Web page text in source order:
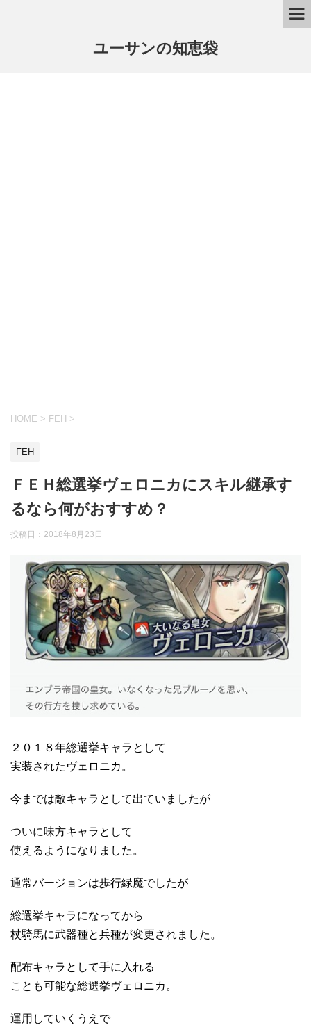
ユーサンの知恵袋
HOME > FEH >
FEH
ＦＥＨ総選挙ヴェロニカにスキル継承す
るなら何がおすすめ？
投稿日： 2018年8月23日
２０１８年総選挙キャラとして
実装されたヴェロニカ。
今までは敵キャラとして出ていましたが
ついに味方キャラとして
使えるようになりました。
通常バージョンは歩行緑魔でしたが
総選挙キャラになってから
杖騎馬に武器種と兵種が変更されました。
配布キャラとして手に入れる
ことも可能な総選挙ヴェロニカ。
運用していくうえで